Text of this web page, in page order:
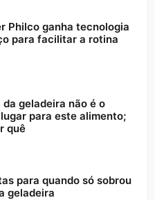
Philco ganha tecnologia
para facilitar a rotina
geladeira não é o
para este alimento;
quê
para quando só sobrou
geladeira